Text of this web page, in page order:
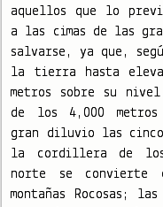
aquellos que lo
a las cimas de las
salvarse, ya que,
la tierra hasta
metros sobre su
de los 4,000
gran diluvio las cinco
la cordillera de
norte se
montañas Rocosas;